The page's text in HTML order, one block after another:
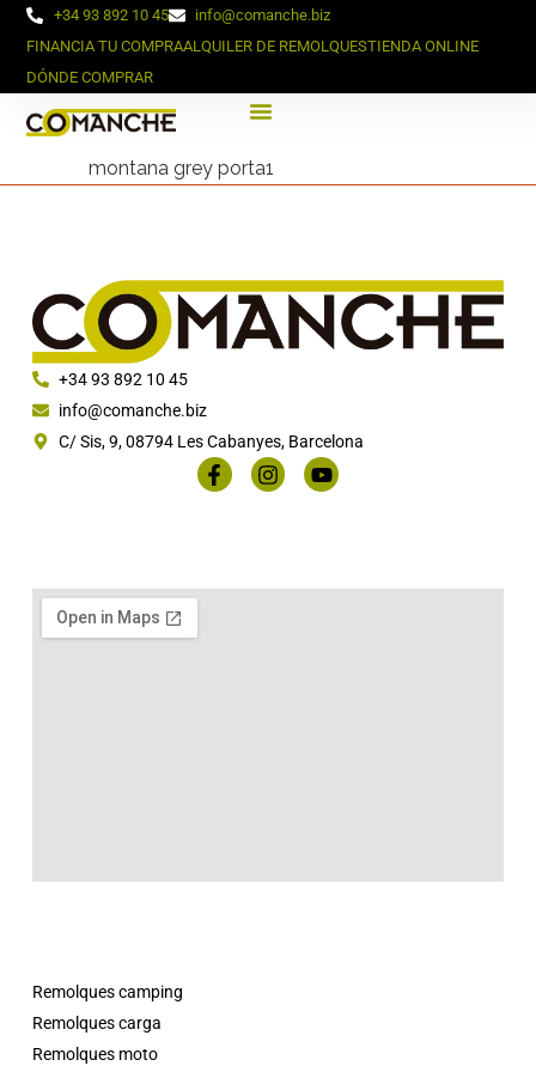
+34 93 892 10 45
info@comanche.biz
FINANCIA TU COMPRAALQUILER DE REMOLQUESTIENDA ONLINE
DÓNDE COMPRAR
montana grey porta1
+34 93 892 10 45
info@comanche.biz
C/ Sis, 9, 08794 Les Cabanyes, Barcelona
Remolques camping
Remolques carga
Remolques moto